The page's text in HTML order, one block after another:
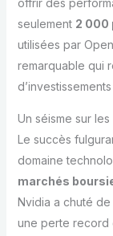
offrir des
seulement 2 000
utilisées par
remarquable qui
Un séisme sur
Le succès
domaine
marchés
Nvidia a chuté
une perte record